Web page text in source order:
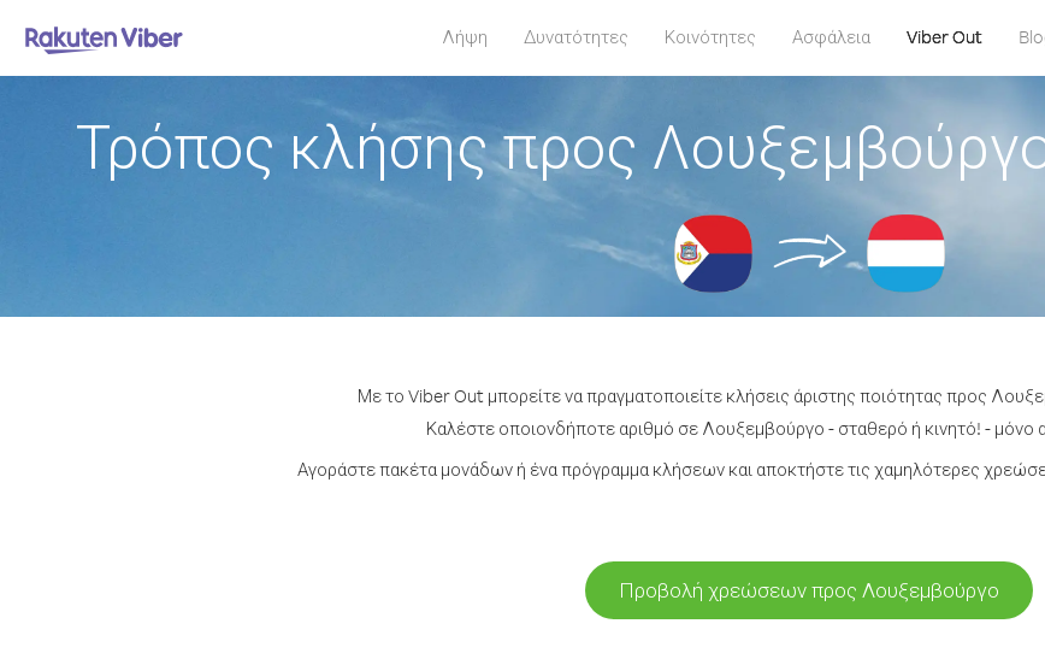
Λήψη Δυνατότητες Κοινότητες Ασφάλεια Viber Out
Τρόπος κλήσης προς
Με το Viber Out μπορείτε να πραγματοποιείτε κλήσεις άριστης ποιότητας προς
Καλέστε οποιονδήποτε αριθμό σε Λουξεμβούργο - σταθερό ή κινητό! - μόνο
Αγοράστε πακέτα μονάδων ή ένα πρόγραμμα κλήσεων και αποκτήστε τις χαμηλότερες
Προβολή χρεώσεων προς Λουξεμβούργο